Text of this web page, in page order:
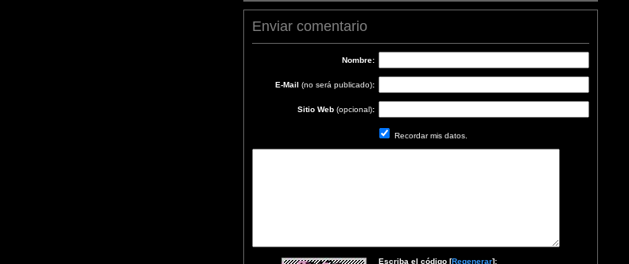
Enviar comentario
Nombre:
E-Mail (no será publicado):
Sitio Web (opcional):
Recordar mis datos.
Escriba el código [Regenerar]: